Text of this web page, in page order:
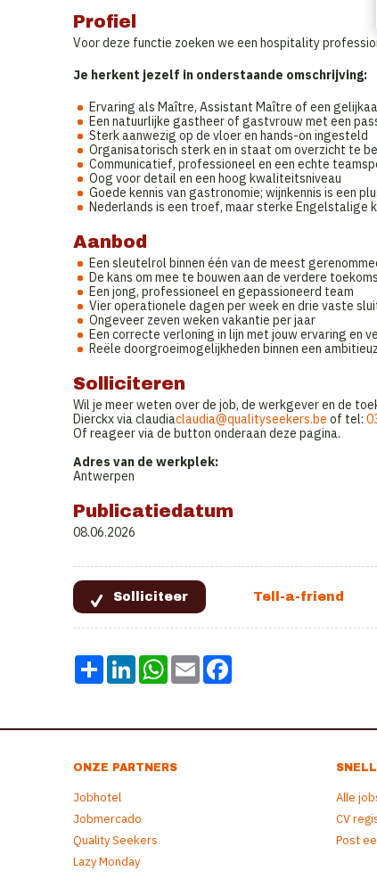
Profiel
Voor deze functie zoeken we een hospitality
Je herkent jezelf in onderstaande omschrijving:
Ervaring als Maître, Assistant Maître of een
Een natuurlijke gastheer of gastvrouw met een
Sterk aanwezig op de vloer en hands-on ingesteld
Organisatorisch sterk en in staat om overzicht te
Communicatief, professioneel en een echte
Oog voor detail en een hoog kwaliteitsniveau
Goede kennis van gastronomie; wijnkennis is een
Nederlands is een troef, maar sterke Engelstalige
Aanbod
Een sleutelrol binnen één van de meest
De kans om mee te bouwen aan de verdere
Een jong, professioneel en gepassioneerd team
Vier operationele dagen per week en drie vaste
Ongeveer zeven weken vakantie per jaar
Een correcte verloning in lijn met jouw ervaring en
Reële doorgroeimogelijkheden binnen een
Solliciteren
Wil je meer weten over de job, de werkgever en de
Dierckx via claudiaclaudia@qualityseekers.be of tel:
Of reageer via de button onderaan deze pagina.
Adres van de werkplek:
Antwerpen
Publicatiedatum
08.06.2026
Share LinkedInWhatsApp
Email
ONZE PARTNERS
Jobhotel
Jobmercado
Quality Seekers
Lazy Monday
Alle
CV
Post